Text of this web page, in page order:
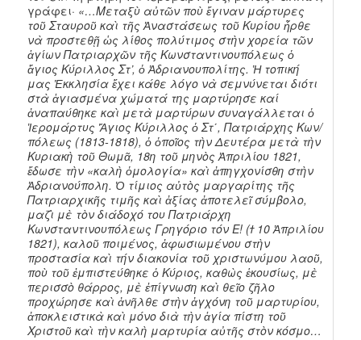
γράφει· «…Μεταξὺ αὐτῶν ποὺ ἔγιναν μάρτυρες
τοῦ Σταυροῦ καὶ τῆς Ἀναστάσεως τοῦ Κυρίου ἦρθε
νὰ προστεθῇ ὡς λίθος πολύτιμος στὴν χορεία τῶν
ἁγίων Πατριαρχῶν τῆς Κωνσταντινουπόλεως ὁ
ἅγιος Κύριλλος Στ’, ὁ Ἀδριανουπολίτης. Ἡ τοπική
μας Ἐκκλησία ἔχει κάθε λόγο νὰ σεμνύνεται διότι
στὰ ἁγιασμένα χώματά της μαρτύρησε καί
ἀναπαύθηκε καὶ μετὰ μαρτύρων συναγάλλεται ὁ
Ἱερομάρτυς Ἅγιος Κύριλλος ὁ Στ΄, Πατριάρχης Κων/
πόλεως (1813-1818), ὁ ὁποῖος τὴν Δευτέρα μετὰ τὴν
Κυριακὴ τοῦ Θωμᾶ, 18η τοῦ μηνὸς Ἀπριλίου 1821,
ἔδωσε τὴν «καλὴ ὁμολογία» καὶ ἀπηγχονίσθη στὴν
Ἀδριανούπολη. Ὁ τίμιος αὐτὸς μαργαρίτης τῆς
Πατριαρχικῆς τιμῆς καὶ ἀξίας ἀποτελεῖ σύμβολο,
μαζὶ μὲ τὸν διάδοχό του Πατριάρχη
Κωνσταντινουπόλεως Γρηγόριο τόν Ε! (ϯ10 Ἀπριλίου
1821), καλοῦ ποιμένος, ἀφωσιωμένου στὴν
προστασία καὶ τήν διακονία τοῦ χριστωνύμου λαοῦ,
ποὺ τοῦ ἐμπιστεύθηκε ὁ Κύριος, καθὼς ἑκουσίως, μὲ
περισσὸ θάρρος, μὲ ἐπίγνωση καὶ θεῖο ζῆλο
προχώρησε καὶ ἀνῆλθε στὴν ἀγχόνη τοῦ μαρτυρίου,
ἀποκλειστικὰ καὶ μόνο διὰ τὴν ἁγία πίστη τοῦ
Χριστοῦ καὶ τὴν καλὴ μαρτυρία αὐτῆς στὸν κόσμο…